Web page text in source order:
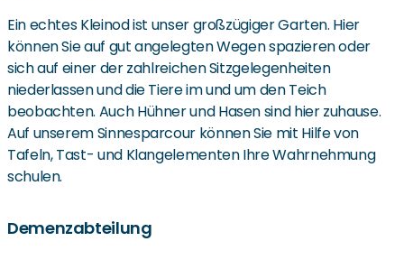
Ein echtes Kleinod ist unser großzügiger Garten. Hier
können Sie auf gut angelegten Wegen spazieren oder
sich auf einer der zahlreichen Sitzgelegenheiten
niederlassen und die Tiere im und um den Teich
beobachten. Auch Hühner und Hasen sind hier zuhause.
Auf unserem Sinnesparcour können Sie mit Hilfe von
Tafeln, Tast- und Klangelementen Ihre Wahrnehmung
schulen.
Demenzabteilung